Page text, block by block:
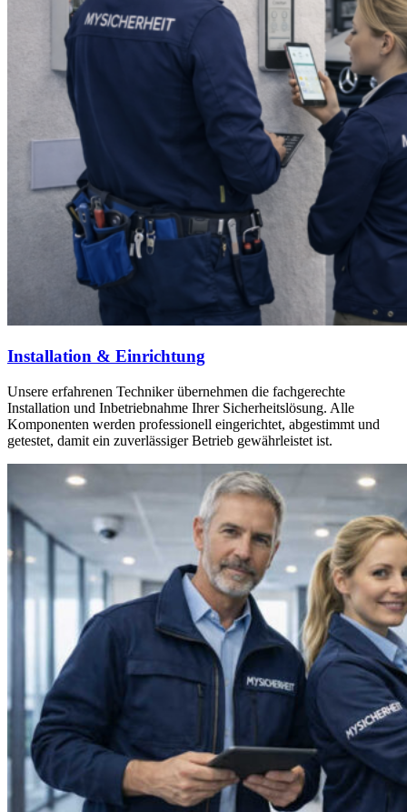
Installation & Einrichtung
Unsere erfahrenen Techniker übernehmen die fachgerechte
Installation und Inbetriebnahme Ihrer Sicherheitslösung. Alle
Komponenten werden professionell eingerichtet, abgestimmt und
getestet, damit ein zuverlässiger Betrieb gewährleistet ist.